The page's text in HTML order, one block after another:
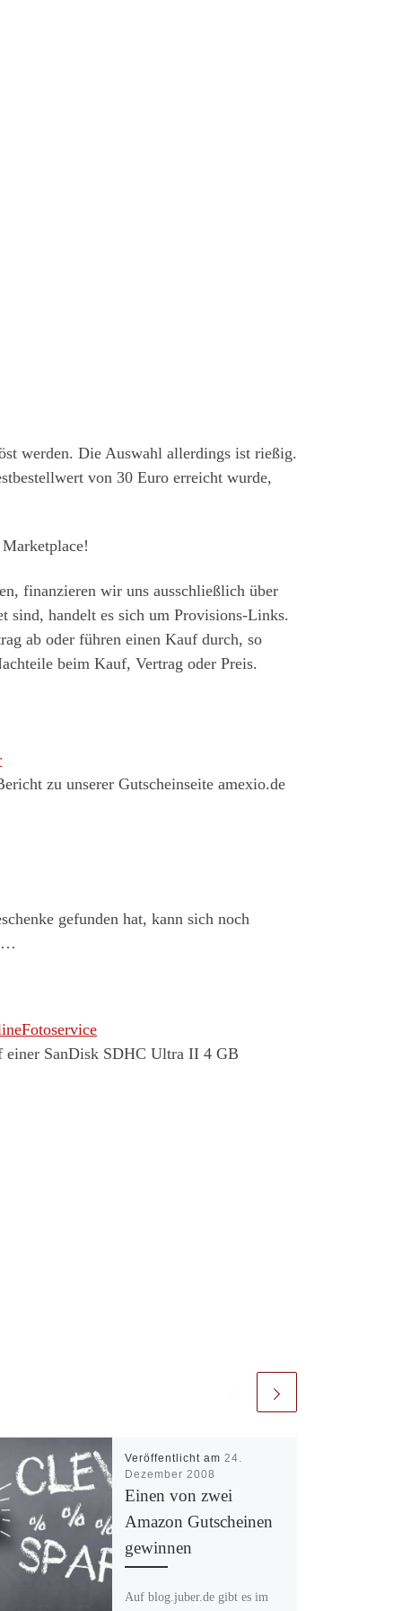
werden. Die Auswahl allerdings ist rießig.
von 30 Euro erreicht wurde,
finanzieren wir uns ausschließlich über
sind, handelt es sich um Provisions-Links.
ab oder führen einen Kauf durch, so
beim Kauf, Vertrag oder Preis.
zu unserer Gutscheinseite amexio.de
gefunden hat, kann sich noch
SanDisk SDHC Ultra II 4 GB
Veröffentlicht am 24.
Dezember 2008
Einen von zwei
Amazon Gutscheinen
gewinnen
Auf blog.juber.de gibt es im